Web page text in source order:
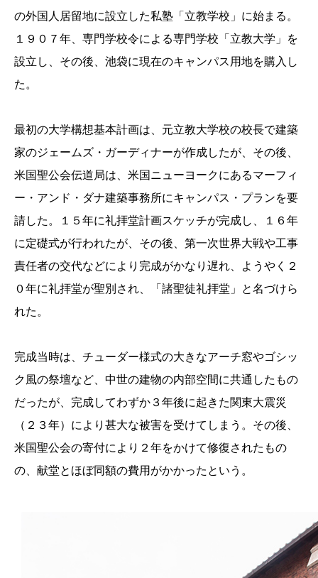
の外国人居留地に設立した私塾「立教学校」に始まる。
１９０７年、専門学校令による専門学校「立教大学」を
設立し、その後、池袋に現在のキャンパス用地を購入し
た。
最初の大学構想基本計画は、元立教大学校の校長で建築
家のジェームズ・ガーディナーが作成したが、その後、
米国聖公会伝道局は、米国ニューヨークにあるマーフィ
ー・アンド・ダナ建築事務所にキャンパス・プランを要
請した。１５年に礼拝堂計画スケッチが完成し、１６年
に定礎式が行われたが、その後、第一次世界大戦や工事
責任者の交代などにより完成がかなり遅れ、ようやく２
０年に礼拝堂が聖別され、「諸聖徒礼拝堂」と名づけら
れた。
完成当時は、チューダー様式の大きなアーチ窓やゴシッ
ク風の祭壇など、中世の建物の内部空間に共通したもの
だったが、完成してわずか３年後に起きた関東大震災
（２３年）により甚大な被害を受けてしまう。その後、
米国聖公会の寄付により２年をかけて修復されたもの
の、献堂とほぼ同額の費用がかかったという。